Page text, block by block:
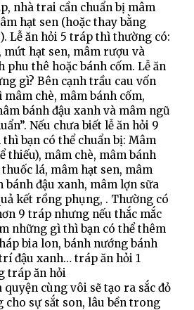
nhà trai cần chuẩn bị mâm
hạt sen (hoặc thay bằng
Lễ ăn hỏi 5 tráp thì thường có:
mứt hạt sen, mâm rượu và
phu thê hoặc bánh cốm. Lễ ăn
gì? Bên cạnh trầu cau vốn
chè, mâm bánh cốm,
bánh đậu xanh và mâm ngũ
Nếu chưa biết lễ ăn hỏi 9
bạn có thể chuẩn bị: Mâm
thiếu), mâm chè, mâm bánh
lá, mâm hạt sen, mâm
bánh đậu xanh, mâm lợn sữa
kết rồng phụng, . Thường có
9 tráp nhưng nếu thắc mắc
những gì thì bạn có thể thêm
bia lon, bánh nướng bánh
đậu xanh… tráp ăn hỏi 1
tráp ăn hỏi
cùng vôi sẽ tạo ra sắc đỏ
sự sắt son, lâu bền trong